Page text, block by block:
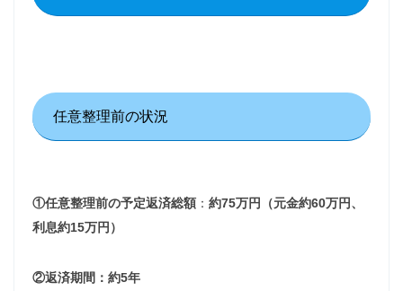
任意整理前の状況
①任意整理前の予定返済総額 ： 約75万円（元金約60万円、
利息約15万円）
②返済期間：約5年